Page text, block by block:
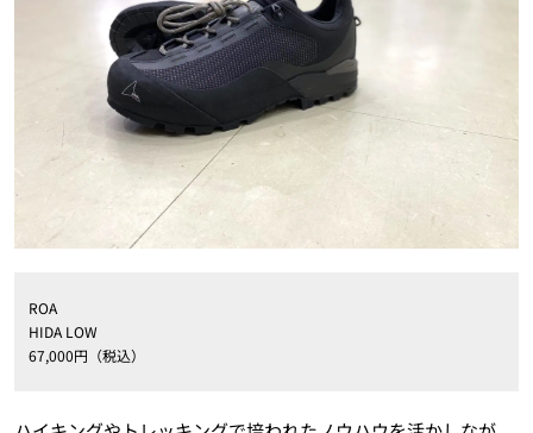
ROA
HIDA LOW
67,000円（税込）